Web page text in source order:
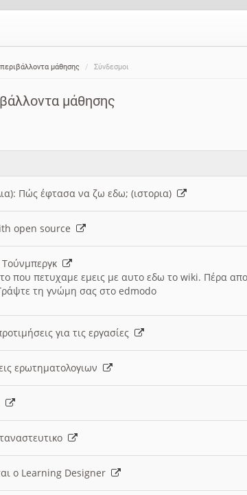
μάθησης Σύνδεσμοι
μάθησης
Πώς έφτασα να ζω εδω; (ιστορια)
open source
Τούνμπεργκ
που πετυχαμε εμεις με αυτο εδω το wiki. Πέρα
τη γνώμη σας στο edmodo
για τις εργασίες
ερωτηματολογιων
ο Learning Designer